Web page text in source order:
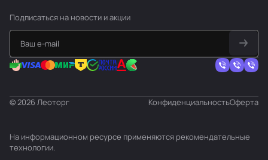
Подписаться на новости и акции
© 2026 Леоторг КонфиденциальностьОферта
На информационном ресурсе применяются рекомендательные
технологии.